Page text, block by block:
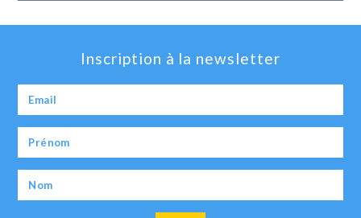
Inscription à la newsletter